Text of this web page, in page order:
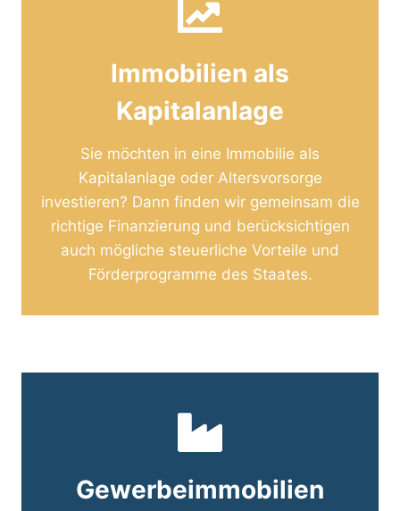
Immobilien als
Kapitalanlage
Sie möchten in eine Immobilie als
Kapitalanlage oder Altersvorsorge
investieren? Dann finden wir gemeinsam die
richtige Finanzierung und berücksichtigen
auch mögliche steuerliche Vorteile und
Förderprogramme des Staates.
Gewerbeimmobilien